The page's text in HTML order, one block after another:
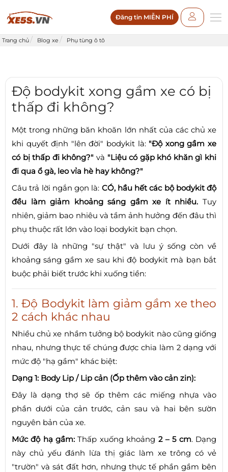
Đăng tin MIỄN PHÍ
Trang chủ Blog xe Phụ tùng ô tô
Độ bodykit xong gầm xe có bị
thấp đi không?
Một trong những băn khoăn lớn nhất của các chủ xe
khi quyết định "lên đời" bodykit là: "Độ xong gầm xe
có bị thấp đi không?" và "Liệu có gặp khó khăn gì khi
đi qua ổ gà, leo vỉa hè hay không?"
Câu trả lời ngắn gọn là: CÓ, hầu hết các bộ bodykit độ
đều làm giảm khoảng sáng gầm xe ít nhiều. Tuy
nhiên, giảm bao nhiêu và tầm ảnh hưởng đến đâu thì
phụ thuộc rất lớn vào loại bodykit bạn chọn.
Dưới đây là những "sự thật" và lưu ý sống còn về
khoảng sáng gầm xe sau khi độ bodykit mà bạn bắt
buộc phải biết trước khi xuống tiền:
1. Độ Bodykit làm giảm gầm xe theo
2 cách khác nhau
Nhiều chủ xe nhầm tưởng bộ bodykit nào cũng giống
nhau, nhưng thực tế chúng được chia làm 2 dạng với
mức độ "hạ gầm" khác biệt:
Dạng 1: Body Lip / Lip cản (Ốp thêm vào cản zin):
Đây là dạng thợ sẽ ốp thêm các miếng nhựa vào
phần dưới của cản trước, cản sau và hai bên sườn
nguyên bản của xe.
Mức độ hạ gầm: Thấp xuống khoảng 2 – 5 cm. Dạng
này chủ yếu đánh lừa thị giác làm xe trông có vẻ
"trườn" và sát đất hơn, nhưng thực tế phần gầm bên